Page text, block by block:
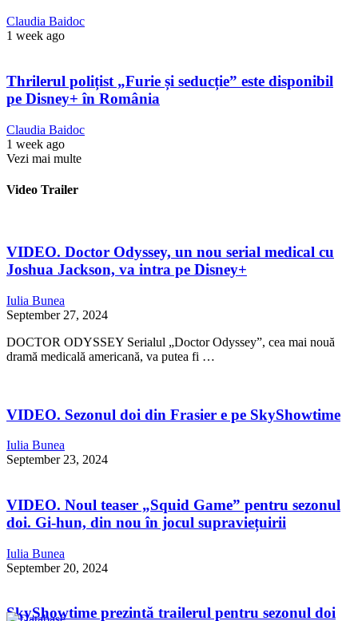
Claudia Baidoc
1 week ago
Thrilerul polițist „Furie și seducție” este disponibil
pe Disney+ în România
Claudia Baidoc
1 week ago
Vezi mai multe
Video Trailer
VIDEO. Doctor Odyssey, un nou serial medical cu
Joshua Jackson, va intra pe Disney+
Iulia Bunea
September 27, 2024
DOCTOR ODYSSEY Serialul „Doctor Odyssey”, cea mai nouă
dramă medicală americană, va putea fi …
VIDEO. Sezonul doi din Frasier e pe SkyShowtime
Iulia Bunea
September 23, 2024
VIDEO. Noul teaser „Squid Game” pentru sezonul
doi. Gi-hun, din nou în jocul supraviețuirii
Iulia Bunea
September 20, 2024
SkyShowtime prezintă trailerul pentru sezonul doi